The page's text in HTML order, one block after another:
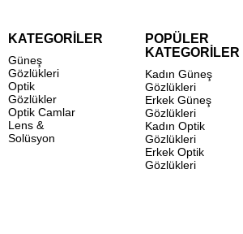
KATEGORİLER
Güneş
Gözlükleri
Optik
Gözlükler
Optik Camlar
Lens &
Solüsyon
POPÜLER
KATEGORİLER
Kadın Güneş
Gözlükleri
Erkek Güneş
Gözlükleri
Kadın Optik
Gözlükleri
Erkek Optik
Gözlükleri